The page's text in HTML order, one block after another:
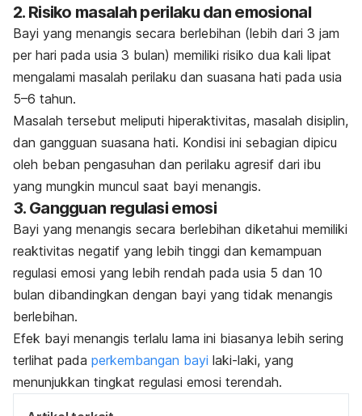
2. Risiko masalah perilaku dan emosional
Bayi yang menangis secara berlebihan (lebih dari 3 jam
per hari pada usia 3 bulan) memiliki risiko dua kali lipat
mengalami masalah perilaku dan suasana hati pada usia
5–6 tahun.
Masalah tersebut meliputi hiperaktivitas, masalah disiplin,
dan gangguan suasana hati. Kondisi ini sebagian dipicu
oleh beban pengasuhan dan perilaku agresif dari ibu
yang mungkin muncul saat bayi menangis.
3. Gangguan regulasi emosi
Bayi yang menangis secara berlebihan diketahui memiliki
reaktivitas negatif yang lebih tinggi dan kemampuan
regulasi emosi yang lebih rendah pada usia 5 dan 10
bulan dibandingkan dengan bayi yang tidak menangis
berlebihan.
Efek bayi menangis terlalu lama ini biasanya lebih sering
terlihat pada perkembangan bayi laki-laki, yang
menunjukkan tingkat regulasi emosi terendah.